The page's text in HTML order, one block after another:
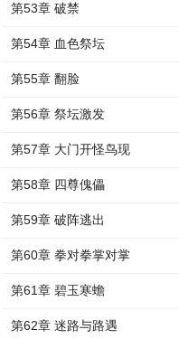
第53章 破禁
第54章 血色祭坛
第55章 翻脸
第56章 祭坛激发
第57章 大门开怪鸟现
第58章 四尊傀儡
第59章 破阵逃出
第60章 拳对拳掌对掌
第61章 碧玉寒蟾
第62章 迷路与路遇